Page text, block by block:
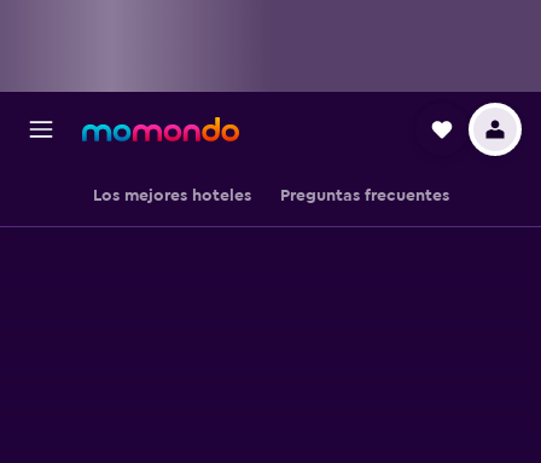
Los mejores hoteles Preguntas frecuentes